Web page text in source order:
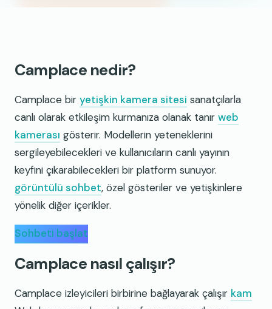
Camplace nedir?
Camplace bir yetişkin kamera sitesi sanatçılarla
canlı olarak etkileşim kurmanıza olanak tanır web
kamerası gösterir. Modellerin yeteneklerini
sergileyebilecekleri ve kullanıcıların canlı yayının
keyfini çıkarabilecekleri bir platform sunuyor.
görüntülü sohbet, özel gösteriler ve yetişkinlere
yönelik diğer içerikler.
Sohbeti başlat
Camplace nasıl çalışır?
Camplace izleyicileri birbirine bağlayarak çalışır kam